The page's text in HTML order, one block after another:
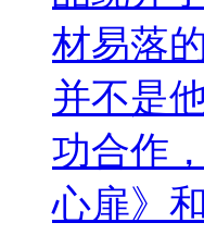
材易落
并不是
功合作
心扉》